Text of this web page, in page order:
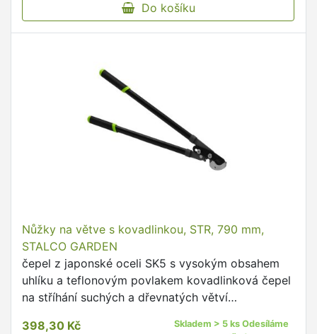
Do košíku
Nůžky na větve s kovadlinkou, STR, 790 mm,
STALCO GARDEN
čepel z japonské oceli SK5 s vysokým obsahem
uhlíku a teflonovým povlakem kovadlinková čepel
na stříhání suchých a dřevnatých větví
398,30 Kč
Skladem > 5 ks Odesíláme